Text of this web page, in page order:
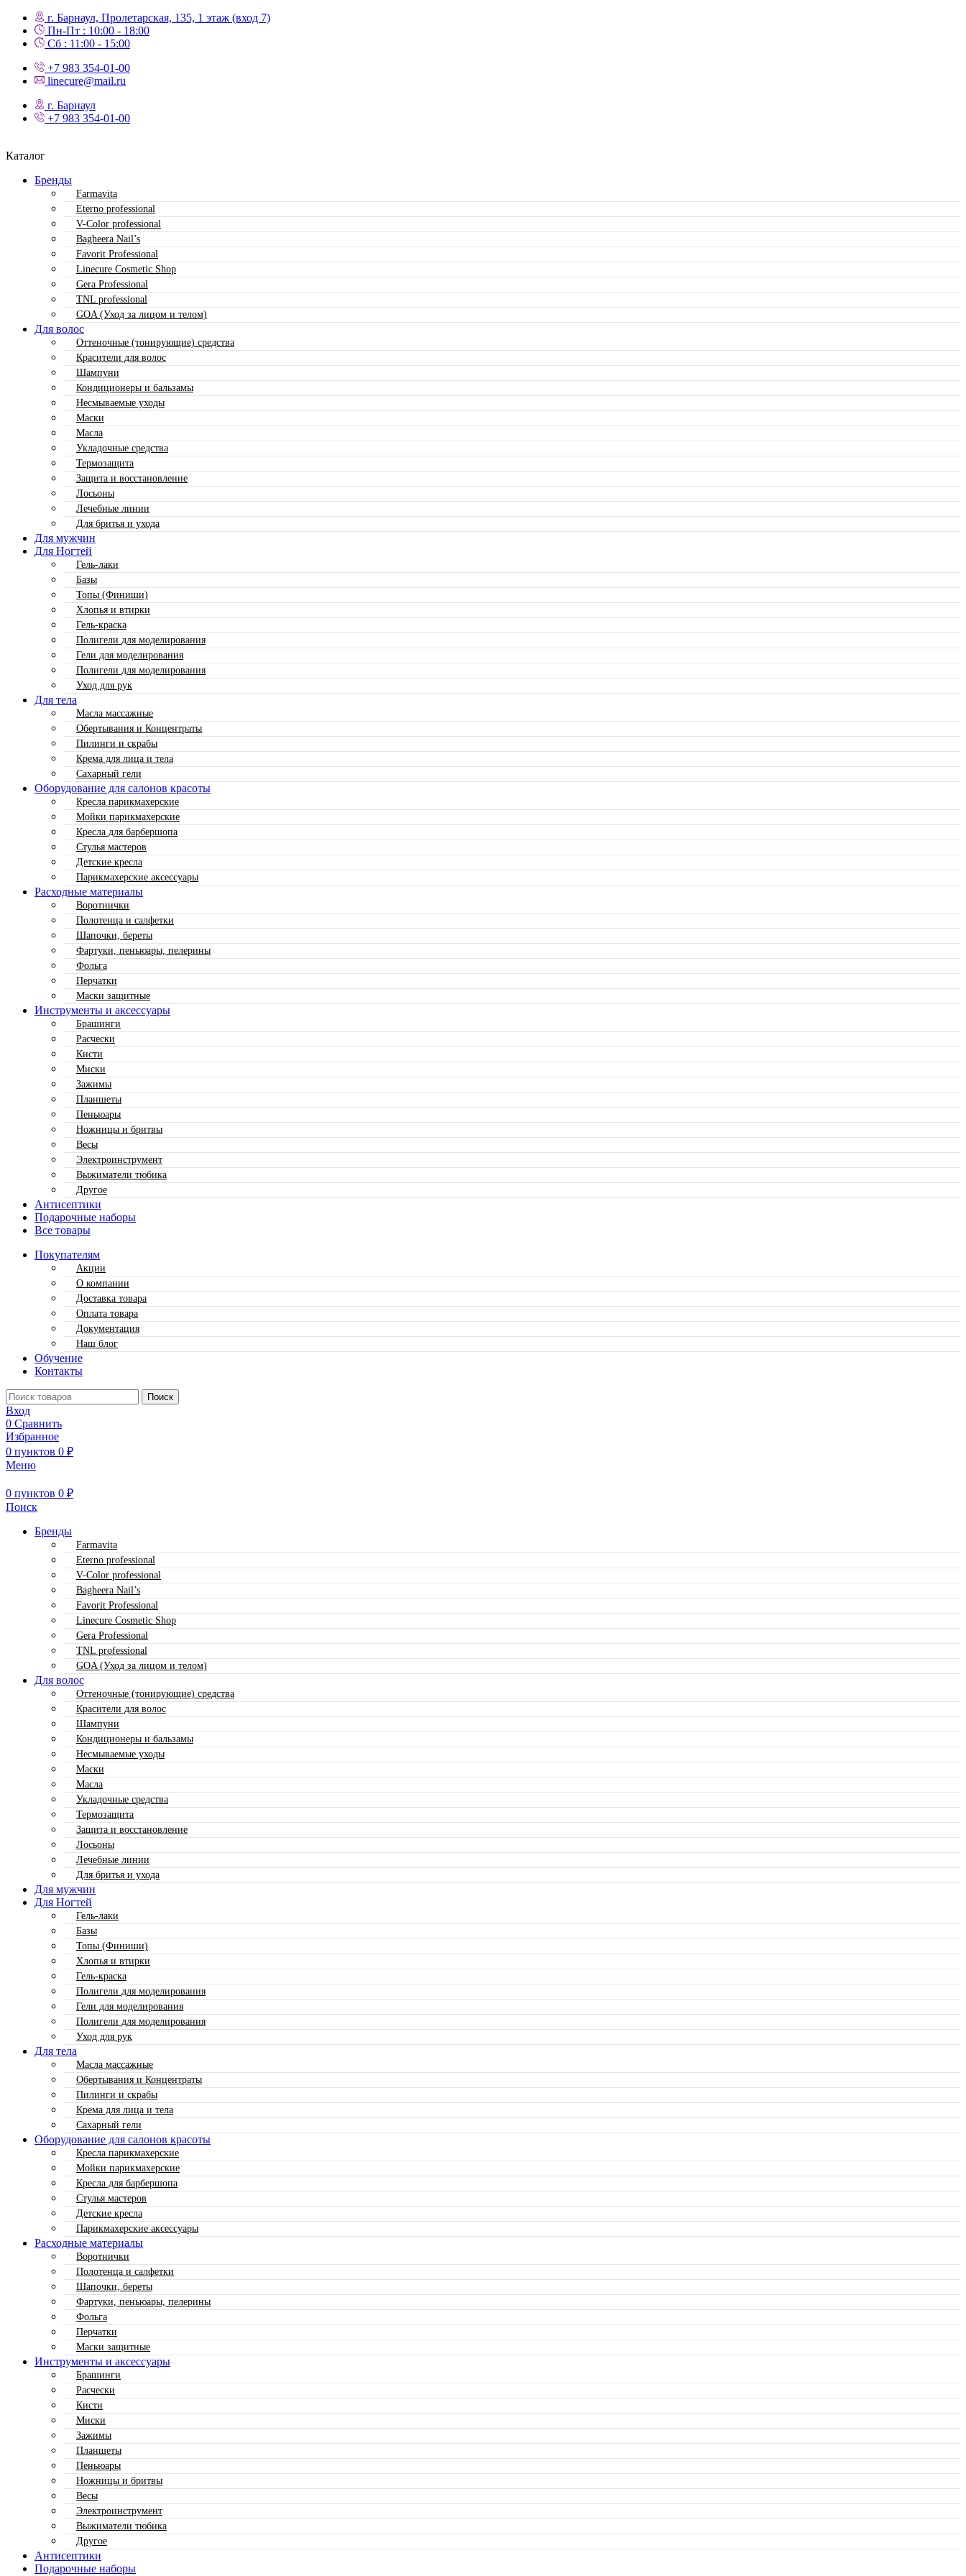
г. Барнаул, Пролетарская, 135,​ 1 этаж (вход 7)
Пн-Пт : 10:00 - 18:00
Сб : 11:00 - 15:00
+7 983 354-01-00
linecure@mail.ru
г. Барнаул
+7 983 354-01-00
Каталог
Бренды
Farmavita
Eterno professional
V-Color professional
Bagheera Nail’s
Favorit Professional
Linecure Cosmetic Shop
Gera Professional
TNL professional
GOA (Уход за лицом и телом)
Для волос
Оттеночные (тонирующие) средства
Красители для волос
Шампуни
Кондиционеры и бальзамы
Несмываемые уходы
Маски
Масла
Укладочные средства
Термозащита
Защита и восстановление
Лосьоны
Лечебные линии
Для бритья и ухода
Для мужчин
Для Ногтей
Гель-лаки
Базы
Топы (Финиши)
Хлопья и втирки
Гель-краска
Полигели для моделирования
Гели для моделирования
Полигели для моделирования
Уход для рук
Для тела
Масла массажные
Обертывания и Концентраты
Пилинги и скрабы
Крема для лица и тела
Сахарный гели
Оборудование для салонов красоты
Кресла парикмахерские
Мойки парикмахерские
Кресла для барбершопа
Стулья мастеров
Детские кресла
Парикмахерские аксессуары
Расходные материалы
Воротнички
Полотенца и салфетки
Шапочки, береты
Фартуки, пеньюары, пелерины
Фольга
Перчатки
Маски защитные
Инструменты и аксессуары
Брашинги
Расчески
Кисти
Миски
Зажимы
Планшеты
Пеньюары
Ножницы и бритвы
Весы
Электроинструмент
Выжиматели тюбика
Другое
Антисептики
Подарочные наборы
Все товары
Покупателям
Акции
О компании
Доставка товара
Оплата товара
Документация
Наш блог
Обучение
Контакты
Поиск
Вход
0 Сравнить
Избранное
0 пунктов 0 ₽
Меню
0 пунктов 0 ₽
Поиск
Бренды
Farmavita
Eterno professional
V-Color professional
Bagheera Nail’s
Favorit Professional
Linecure Cosmetic Shop
Gera Professional
TNL professional
GOA (Уход за лицом и телом)
Для волос
Оттеночные (тонирующие) средства
Красители для волос
Шампуни
Кондиционеры и бальзамы
Несмываемые уходы
Маски
Масла
Укладочные средства
Термозащита
Защита и восстановление
Лосьоны
Лечебные линии
Для бритья и ухода
Для мужчин
Для Ногтей
Гель-лаки
Базы
Топы (Финиши)
Хлопья и втирки
Гель-краска
Полигели для моделирования
Гели для моделирования
Полигели для моделирования
Уход для рук
Для тела
Масла массажные
Обертывания и Концентраты
Пилинги и скрабы
Крема для лица и тела
Сахарный гели
Оборудование для салонов красоты
Кресла парикмахерские
Мойки парикмахерские
Кресла для барбершопа
Стулья мастеров
Детские кресла
Парикмахерские аксессуары
Расходные материалы
Воротнички
Полотенца и салфетки
Шапочки, береты
Фартуки, пеньюары, пелерины
Фольга
Перчатки
Маски защитные
Инструменты и аксессуары
Брашинги
Расчески
Кисти
Миски
Зажимы
Планшеты
Пеньюары
Ножницы и бритвы
Весы
Электроинструмент
Выжиматели тюбика
Другое
Антисептики
Подарочные наборы